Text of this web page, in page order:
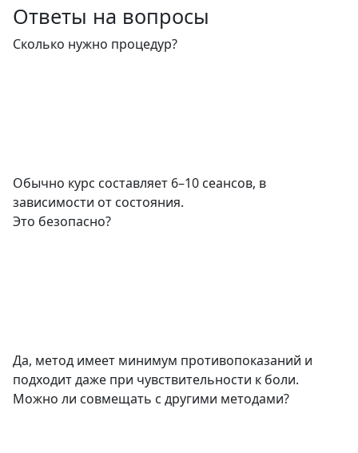
Ответы на вопросы
Сколько нужно процедур?
Обычно курс составляет 6–10 сеансов, в
зависимости от состояния.
Это безопасно?
Да, метод имеет минимум противопоказаний и
подходит даже при чувствительности к боли.
Можно ли совмещать с другими методами?